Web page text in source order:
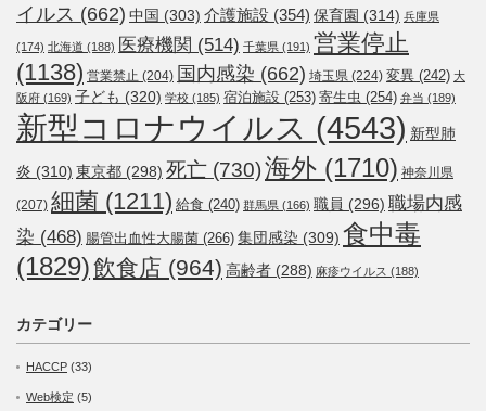
イルス (662) 中国 (303) 介護施設 (354) 保育園 (314) 兵庫県
(174) 北海道 (188) 医療機関 (514) 千葉県 (191) 営業停止
(1138) 営業禁止 (204) 国内感染 (662) 埼玉県 (224) 変異 (242) 大
阪府 (169) 子ども (320) 学校 (185) 宿泊施設 (253) 寄生虫 (254) 弁当 (189)
新型コロナウイルス (4543) 新型肺
炎 (310) 東京都 (298) 死亡 (730)海外 (1710) 神奈川県
(207) 細菌 (1211) 給食 (240) 群馬県 (166) 職員 (296) 職場内感
染 (468) 腸管出血性大腸菌 (266) 集団感染 (309) 食中毒
(1829)飲食店 (964) 高齢者 (288) 麻疹ウイルス (188)
カテゴリー
HACCP (33)
Web検定 (5)